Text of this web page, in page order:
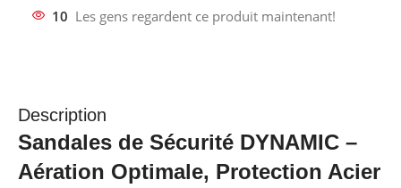
10 Les gens regardent ce produit maintenant!
Description
Sandales de Sécurité DYNAMIC –
Aération Optimale, Protection Acier